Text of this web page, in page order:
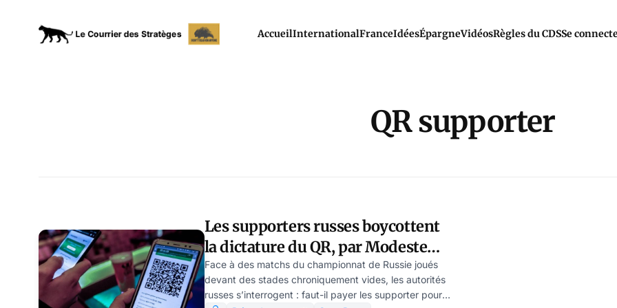
AccueilInternationalFranceIdéesÉpargneVidéosRègles du CDSSe
QR supporter
Les supporters russes boycottent
la dictature du QR, par Modeste
Schwartz
Face à des matchs du championnat de Russie joués
devant des stades chroniquement vides, les autorités
russes s’interrogent : faut-il payer les supporter pour